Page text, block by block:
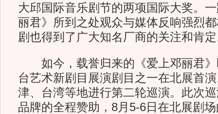
大邱国际音乐剧节的两项国际大奖。
丽君》所到之处观众与媒体反响强烈
剧也得到了广大知名厂商的关注和肯
如今，载誉归来的《爱上邓丽君》
台艺术新剧目展演剧目之一在北展首
津、台湾等地进行第二轮巡演。此次
品牌的全程赞助，8月5-6日在北展剧